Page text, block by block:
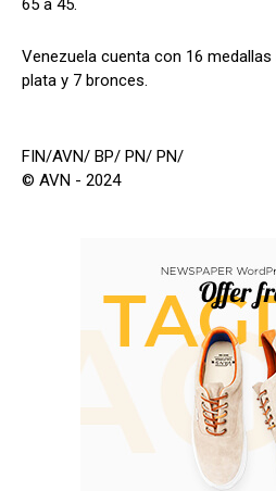
65 a 45.
Venezuela cuenta con 16
plata y 7 bronces.
FIN/AVN/ BP/ PN/ PN/
© AVN - 2024